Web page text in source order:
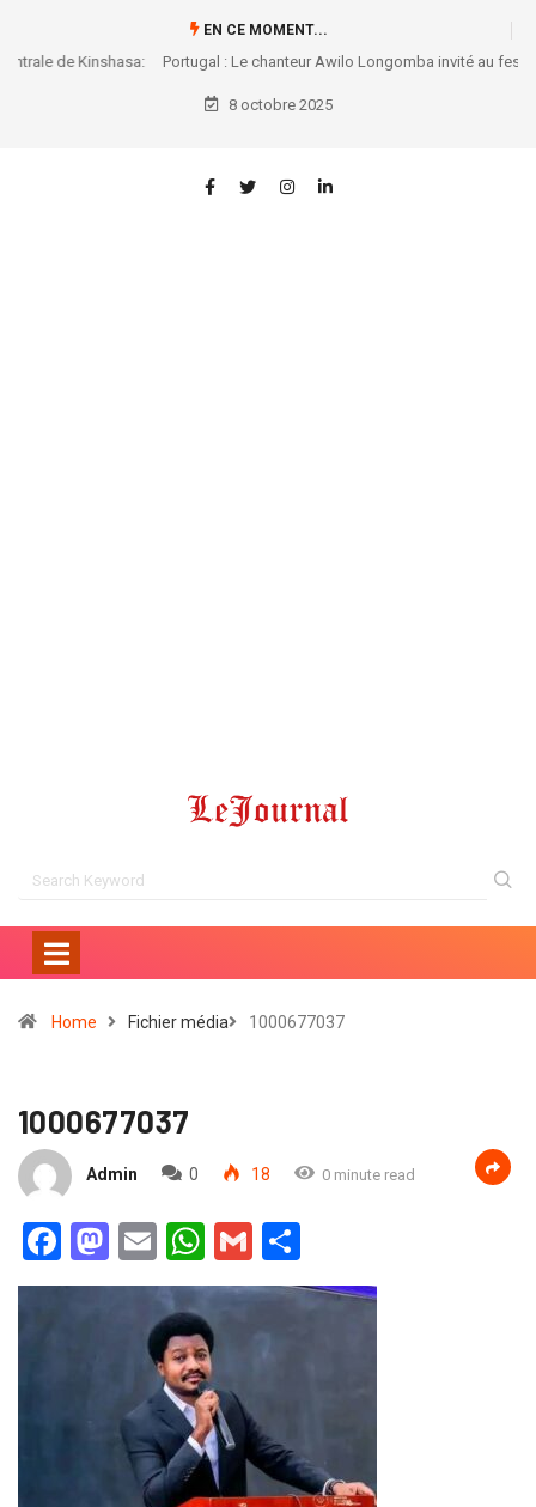
EN CE MOMENT...
Portugal : Le chanteur Awilo Longomba invité au festival Afro Nation
2026 à Portimão
8 octobre 2025
Home Fichier média 1000677037
1000677037
Admin 0 18 0 minute read
Facebook
Mastodon
EmailWhatsApp
Gmail